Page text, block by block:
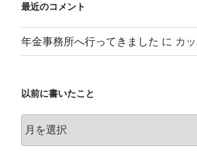
最近のコメント
年金事務所へ行ってきました に カ
以前に書いたこと
前